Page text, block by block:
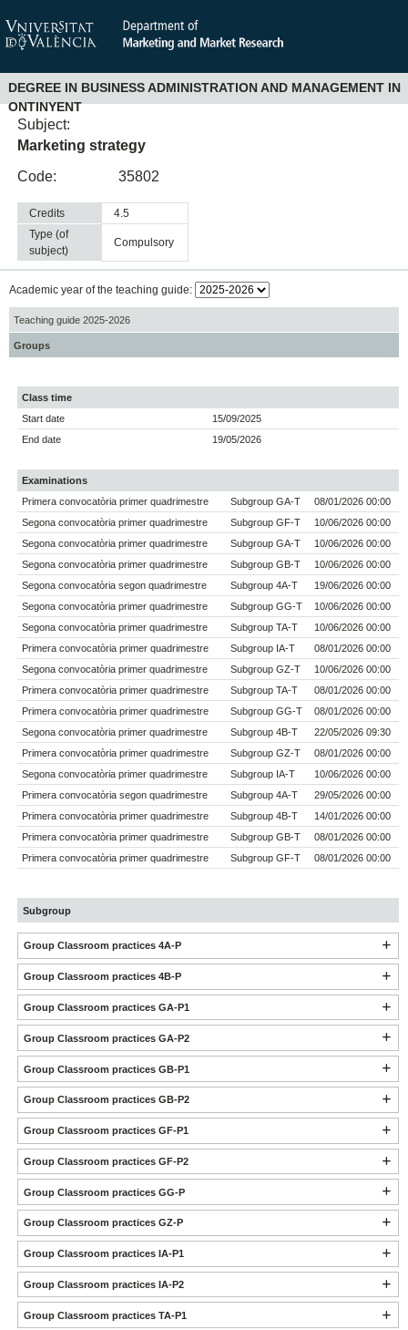
DEGREE IN BUSINESS ADMINISTRATION AND MANAGEMENT IN
ONTINYENT
Subject:
Marketing strategy
Code:
35802
Credits
4.5
Type (of
subject)
compulsory
Academic year of the teaching guide:
Teaching guide 2025-2026
Groups
Class time
Start date
15/09/2025
End date
19/05/2026
Examinations
Primera convocatòria primer quadrimestre
Subgroup GA-T
08/01/2026 00:00
Segona convocatòria primer quadrimestre
Subgroup GF-T
10/06/2026 00:00
Segona convocatòria primer quadrimestre
Subgroup GA-T
10/06/2026 00:00
Segona convocatòria primer quadrimestre
Subgroup GB-T
10/06/2026 00:00
Segona convocatòria segon quadrimestre
Subgroup 4A-T
19/06/2026 00:00
Segona convocatòria primer quadrimestre
Subgroup GG-T
10/06/2026 00:00
Segona convocatòria primer quadrimestre
Subgroup TA-T
10/06/2026 00:00
Primera convocatòria primer quadrimestre
Subgroup IA-T
08/01/2026 00:00
Segona convocatòria primer quadrimestre
Subgroup GZ-T
10/06/2026 00:00
Primera convocatòria primer quadrimestre
Subgroup TA-T
08/01/2026 00:00
Primera convocatòria primer quadrimestre
Subgroup GG-T
08/01/2026 00:00
Segona convocatòria primer quadrimestre
Subgroup 4B-T
22/05/2026 09:30
Primera convocatòria primer quadrimestre
Subgroup GZ-T
08/01/2026 00:00
Segona convocatòria primer quadrimestre
Subgroup IA-T
10/06/2026 00:00
Primera convocatòria segon quadrimestre
Subgroup 4A-T
29/05/2026 00:00
Primera convocatòria primer quadrimestre
Subgroup 4B-T
14/01/2026 00:00
Primera convocatòria primer quadrimestre
Subgroup GB-T
08/01/2026 00:00
Primera convocatòria primer quadrimestre
Subgroup GF-T 08/01/2026 00:00
Subgroup
Group Classroom practices 4A-P
Group Classroom practices 4B-P
Group Classroom practices GA-P1
Group Classroom practices GA-P2
Group Classroom practices GB-P1
Group Classroom practices GB-P2
Group Classroom practices GF-P1
Group Classroom practices GF-P2
Group Classroom practices GG-P
Group Classroom practices GZ-P
Group Classroom practices IA-P1
Group Classroom practices IA-P2
Group Classroom practices TA-P1